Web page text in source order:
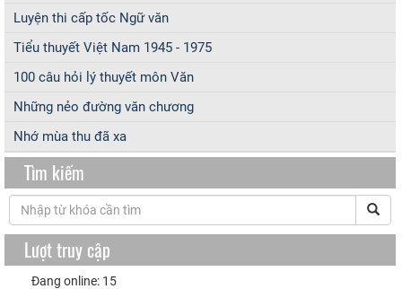
Luyện thi cấp tốc Ngữ văn
Tiểu thuyết Việt Nam 1945 - 1975
100 câu hỏi lý thuyết môn Văn
Những nẻo đường văn chương
Nhớ mùa thu đã xa
Tìm kiếm
Lượt truy cập
Đang online: 15